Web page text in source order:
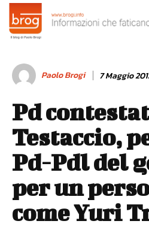
Paolo Brogi 7 Maggio
Pd
Testaccio,
Pd-Pdl del
per un
come Yuri